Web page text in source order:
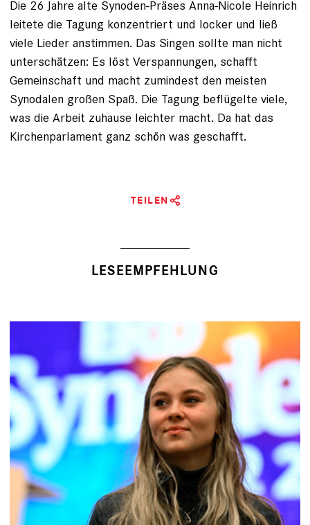
Die 26 Jahre alte Synoden-Präses Anna-Nicole Heinrich
leitete die Tagung konzentriert und locker und ließ
viele Lieder anstimmen. Das Singen sollte man nicht
unterschätzen: Es löst Verspannungen, schafft
Gemeinschaft und macht zumindest den meisten
Synodalen großen Spaß. Die Tagung beflügelte viele,
was die Arbeit zuhause leichter macht. Da hat das
Kirchenparlament ganz schön was geschafft.
TEILEN
LESEEMPFEHLUNG